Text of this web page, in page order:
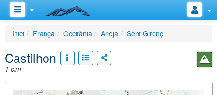
Inici França Occitània Arieja Sent Gironç
Castilhon
1 cim